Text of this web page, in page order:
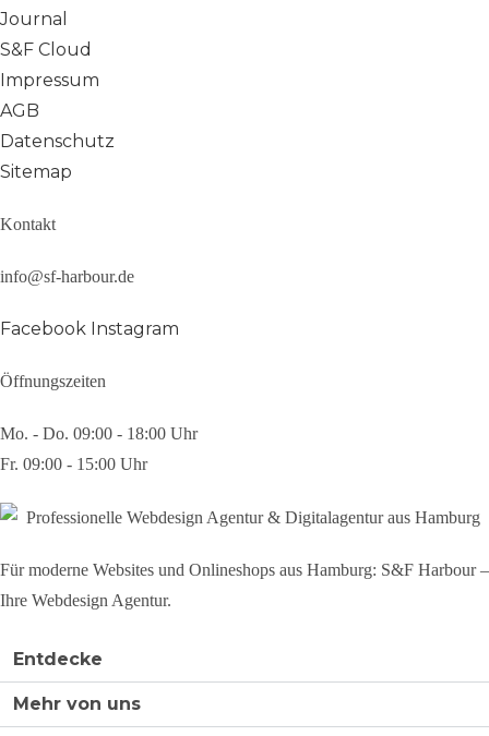
Journal
S&F Cloud
Impressum
AGB
Datenschutz
Sitemap
Kontakt
info@sf-harbour.de
Facebook Instagram
Öffnungszeiten
Mo. - Do. 09:00 - 18:00 Uhr
Fr. 09:00 - 15:00 Uhr
Für moderne Websites und Onlineshops aus Hamburg: S&F Harbour –
Ihre Webdesign Agentur.
Entdecke
Mehr von uns